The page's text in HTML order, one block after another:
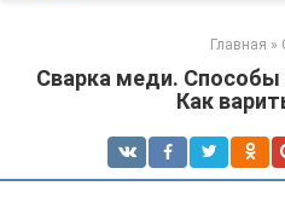
Главная »
Сварка меди. Способы
Как